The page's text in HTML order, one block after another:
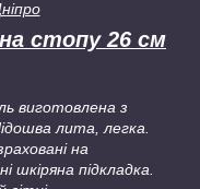
стопу 26 см
виготовлена з
лита, легка.
на
шкіряна підкладка.